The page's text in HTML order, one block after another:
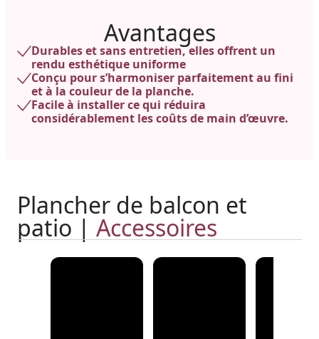
Avantages
Durables et sans entretien, elles offrent un
rendu esthétique uniforme
Conçu pour s’harmoniser parfaitement au fini
et à la couleur de la planche.
Facile à installer ce qui réduira
considérablement les coûts de main d’œuvre.
Plancher de balcon et
patio | Accessoires